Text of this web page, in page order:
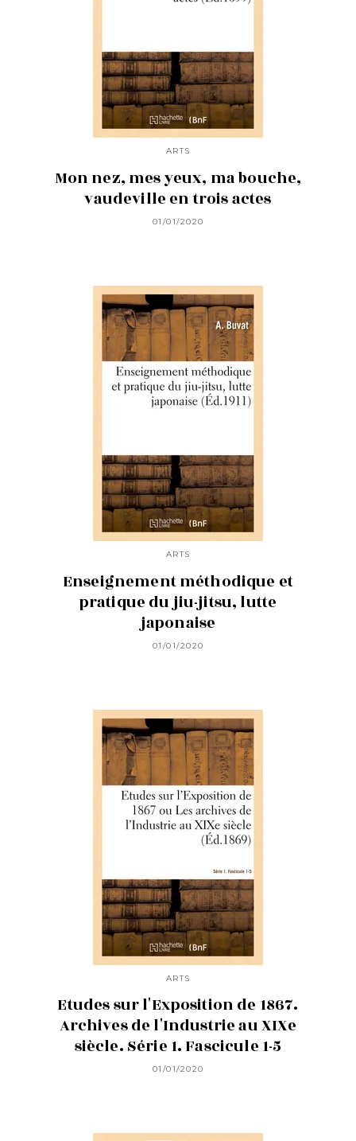
ARTS
Mon nez, mes yeux, ma bouche,
vaudeville en trois actes
01/01/2020
ARTS
Enseignement méthodique et
pratique du jiu-jitsu, lutte
japonaise
01/01/2020
ARTS
Etudes sur l'Exposition de 1867.
Archives de l'Industrie au XIXe
siècle. Série 1. Fascicule 1-5
01/01/2020